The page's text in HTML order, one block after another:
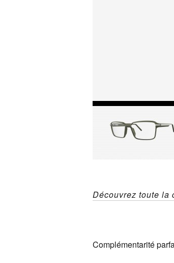
Découvrez toute la
Complémentarité